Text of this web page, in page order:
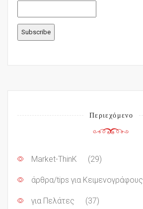
Περιεχόμενο
Market-ThinK (29)
άρθρα/tips για Κειμενογράφους
για Πελάτες (37)